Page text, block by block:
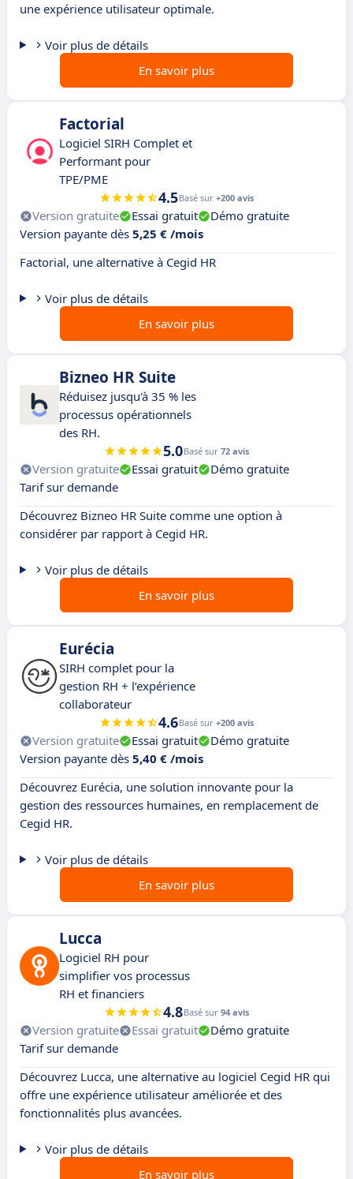
une expérience utilisateur optimale.
Voir plus de détails
En savoir plus
Factorial
Logiciel SIRH Complet et
Performant pour
TPE/PME
4.5Basé sur +200 avis
Version gratuite Essai gratuit
Démo gratuite
Version payante dès 5,25 € /mois
Factorial, une alternative à Cegid HR
Voir plus de détails
En savoir plus
Bizneo HR Suite
Réduisez jusqu'à 35 % les
processus opérationnels
des RH.
5.0Basé sur 72 avis
Version gratuite Essai gratuit
Démo gratuite
Tarif sur demande
Découvrez Bizneo HR Suite comme une option à
considérer par rapport à Cegid HR.
Voir plus de détails
En savoir plus
Eurécia
SIRH complet pour la
gestion RH + l’expérience
collaborateur
4.6Basé sur +200 avis
Version gratuite Essai gratuit
Démo gratuite
Version payante dès 5,40 € /mois
Découvrez Eurécia, une solution innovante pour la
gestion des ressources humaines, en remplacement de
Cegid HR.
Voir plus de détails
En savoir plus
Lucca
Logiciel RH pour
simplifier vos processus
RH et financiers
4.8Basé sur 94 avis
Version gratuite Essai gratuit
Démo gratuite
Tarif sur demande
Découvrez Lucca, une alternative au logiciel Cegid HR qui
offre une expérience utilisateur améliorée et des
fonctionnalités plus avancées.
Voir plus de détails
En savoir plus